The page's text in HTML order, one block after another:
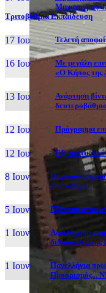
Τριτοβάθμια Εκπαίδευση
17 Ιουν, 26 Τελετή
16 Ιουν, 26
Με μεγάλη
«Ο Κήπος της
13 Ιουν, 26
Ανάρτηση
12 Ιουν, 26 Πρόγραμμα
12 Ιουν, 26 Εξεταστικά
8 Ιουν, 26
Παρουσίαση
2025-2026
5 Ιουν, 26 Εξέταση ατόμων
1 Ιουν, 26
Αξιολόγηση
διδασκαλία της
1 Ιουν, 26
Πανελλήνια
Προορισμός...